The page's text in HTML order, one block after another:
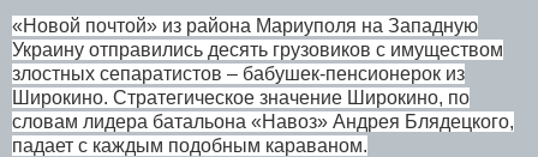
«Новой почтой» из района Мариуполя на Западную
Украину отправились десять грузовиков с имуществом
злостных сепаратистов – бабушек-пенсионерок из
Широкино. Стратегическое значение Широкино, по
словам лидера батальона «Навоз» Андрея Блядецкого,
падает с каждым подобным караваном.